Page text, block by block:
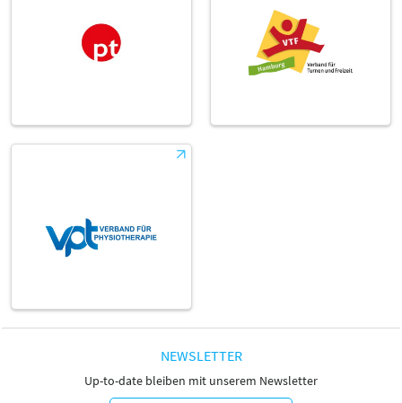
NEWSLETTER
Up-to-date bleiben mit unserem Newsletter